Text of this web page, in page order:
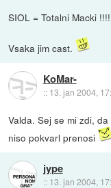
SIOL = Totalni Macki
Vsaka jim cast.
KoMar-
:: 13. jan 2004,
Valda. Sej se mi zdi,
niso pokvarl prenosi
jype
:: 13. jan 2004,